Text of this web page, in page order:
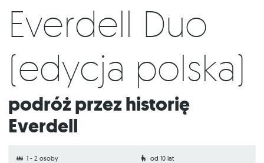
Everdell Duo
(edycja polska)
Podróż przez historię
Everdell
1 - 2 osoby
od 10 lat